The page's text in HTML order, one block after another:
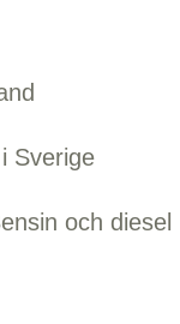
Sverige
och diesel